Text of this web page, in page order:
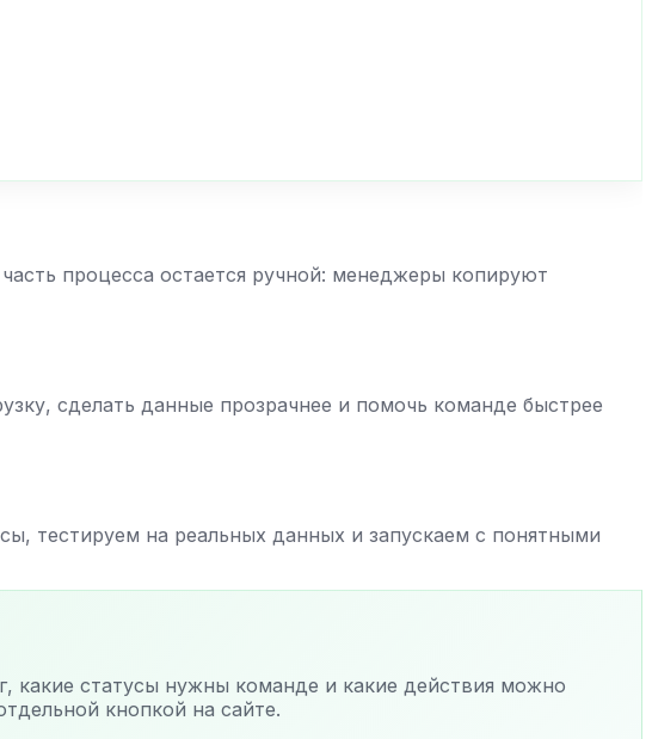
процесса остается ручной: менеджеры копируют
сделать данные прозрачнее и помочь команде быстрее
тестируем на реальных данных и запускаем с понятными
какие статусы нужны команде и какие действия можно
кнопкой на сайте.